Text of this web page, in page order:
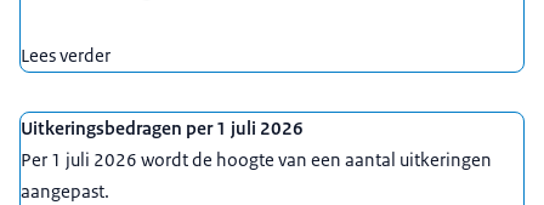
Lees verder
Uitkeringsbedragen per 1 juli 2026
Per 1 juli 2026 wordt de hoogte van een aantal uitkeringen
aangepast.